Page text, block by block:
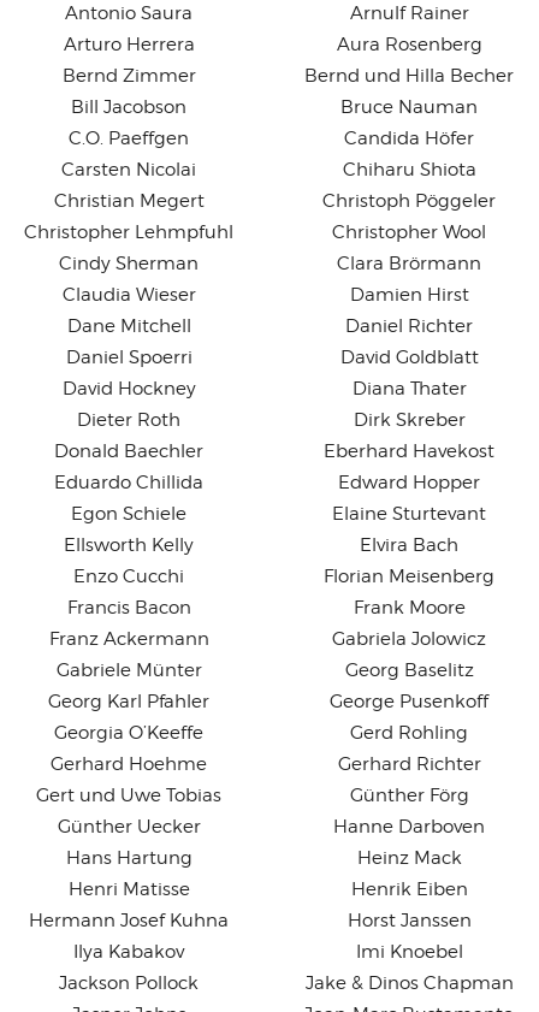
Antonio Saura
Arnulf Rainer
Arturo Herrera
Aura Rosenberg
Bernd Zimmer
Bernd und Hilla Becher
Bill Jacobson
Bruce Nauman
C.O. Paeffgen
Candida Höfer
Carsten Nicolai
Chiharu Shiota
Christian Megert
Christoph Pöggeler
Christopher Lehmpfuhl
Christopher Wool
Cindy Sherman
Clara Brörmann
Claudia Wieser
Damien Hirst
Dane Mitchell
Daniel Richter
Daniel Spoerri
David Goldblatt
David Hockney
Diana Thater
Dieter Roth
Dirk Skreber
Donald Baechler
Eberhard Havekost
Eduardo Chillida
Edward Hopper
Egon Schiele
Elaine Sturtevant
Ellsworth Kelly
Elvira Bach
Enzo Cucchi
Florian Meisenberg
Francis Bacon
Frank Moore
Franz Ackermann
Gabriela Jolowicz
Gabriele Münter
Georg Baselitz
Georg Karl Pfahler
George Pusenkoff
Georgia O’Keeffe
Gerd Rohling
Gerhard Hoehme
Gerhard Richter
Gert und Uwe Tobias
Günther Förg
Günther Uecker
Hanne Darboven
Hans Hartung
Heinz Mack
Henri Matisse
Henrik Eiben
Hermann Josef Kuhna
Horst Janssen
Ilya Kabakov
Imi Knoebel
Jackson Pollock
Jake & Dinos Chapman